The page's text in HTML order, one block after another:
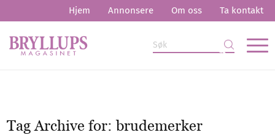
Hjem Annonsere Om oss Ta kontakt
Tag Archive for:brudemerker